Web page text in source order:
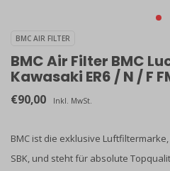
BMC AIR FILTER
BMC Air Filter BMC
Kawasaki ER6 / N / F
€90,00 Inkl. MwSt.
BMC ist die exklusive
SBK, und steht für absolute